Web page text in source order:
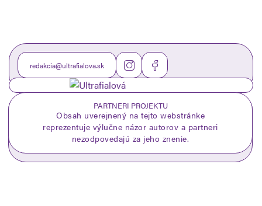
redakcia@ultrafialova.sk
PARTNERI PROJEKTU
Obsah uverejnený na tejto webstránke
reprezentuje výlučne názor autorov a partneri
nezodpovedajú za jeho znenie.